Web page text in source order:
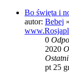
Bo święta i
autor: Bebej »
0
2020
pt 25